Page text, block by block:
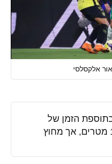
אלקסלסי
הזמן של
המחצית ובעט בימין מ-18 מטרים, אך מחוץ